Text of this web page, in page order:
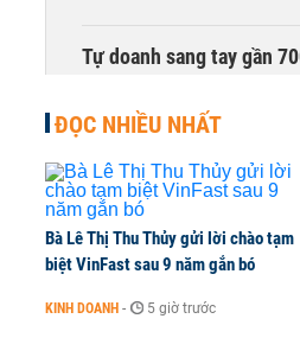
Tự doanh sang tay gần
Thu hồi 89 ha đất để
không
NHÀ ĐẤT -
Dòng tiền ngoại bất ngờ
ĐỌC NHIỀU NHẤT
Bà Lê Thị Thu Thủy gửi lời chào tạm
biệt VinFast sau 9 năm gắn bó
KINH DOANH - 5 giờ trước